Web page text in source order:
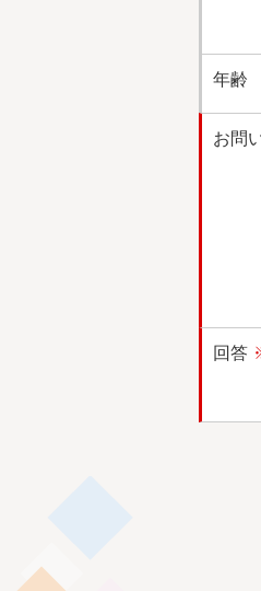
年齢
お問
回答